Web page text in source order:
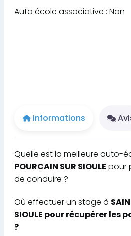
Auto école associative : Non
Informations
Quelle est la meilleure auto-
POURCAIN SUR SIOULE pour
de conduire ?
Où effectuer un stage à
SIOULE pour récupérer les
?